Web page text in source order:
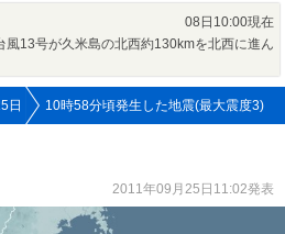
08日10:00現在
風13号が久米島の北西約130kmを北西に進ん
日 10時58分頃発生した地震(最大震度3)
2011年09月25日11:02発表